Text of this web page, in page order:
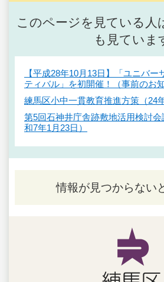
このページを見ている人
も見ていま
【平成28年10月13日】「ユニバー
ティバル」を初開催！（事前のお知
練馬区小中一貫教育推進方策（24年
第5回石神井庁舎跡敷地活用検討
和7年1月23日）
情報が見つからない